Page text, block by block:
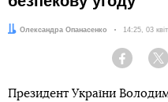
Автор:
Олександра Опанасенко Дата:
14:25, 03
Facebook
Президент України